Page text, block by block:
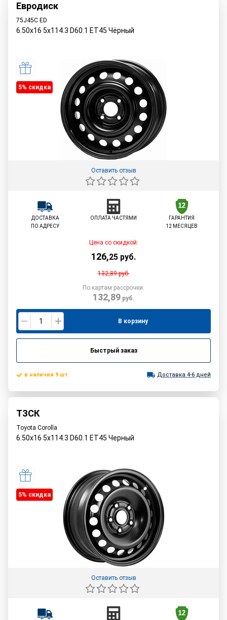
Евродиск
75J45C ED
6.50x16 5x114.3 D60.1 ET45 Чёрный
5% cкидка
Оставить отзыв
ДОСТАВКА
ПО АДРЕСУ
ОПЛАТА ЧАСТЯМИ
ГАРАНТИЯ
12 МЕСЯЦЕВ
Цена со скидкой:
126,25 руб.
132,89руб.
По картам рассрочки:
132,89руб.
В корзину
Быстрый заказ
в наличии 9 шт. Доставка 4-6 дней
ТЗСК
Toyota Corolla
6.50x16 5x114.3 D60.1 ET45 Черный
5% cкидка
Оставить отзыв